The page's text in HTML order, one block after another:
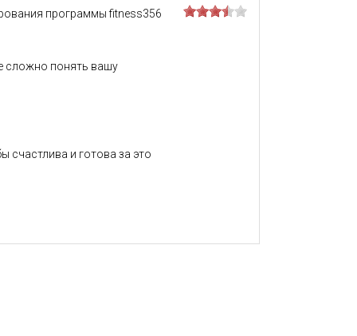
программы fitness356
сложно понять вашу
и готова за это